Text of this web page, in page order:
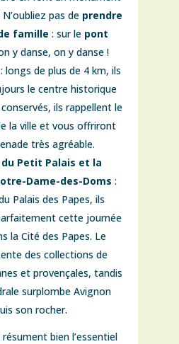
pas de prendre
famille : sur le pont
y danse, on y danse !
: longs de plus de 4 km, ils
le centre historique
conservés, ils rappellent le
la ville et vous offriront
très agréable.
Petit Palais et la
Dame-des-Doms :
Palais des Papes, ils
cette journée
la Cité des Papes. Le
des collections de
et provençales, tandis
surplombe Avignon
son rocher.
bien l’essentiel